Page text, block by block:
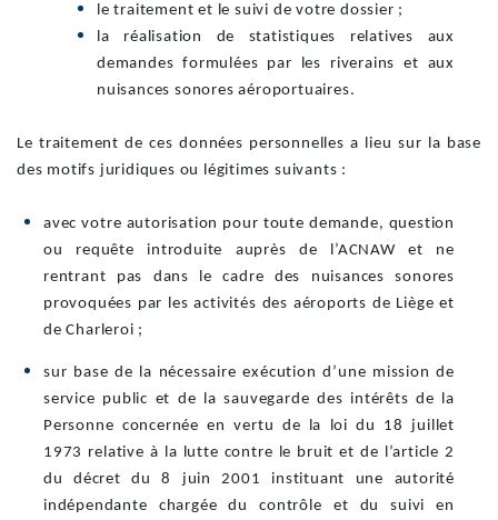
le traitement et le suivi de votre dossier ;
la réalisation de statistiques relatives aux
demandes formulées par les riverains et aux
nuisances sonores aéroportuaires.
Le traitement de ces données personnelles a lieu sur la base
des motifs juridiques ou légitimes suivants :
avec votre autorisation pour toute demande, question
ou requête introduite auprès de l’ACNAW et ne
rentrant pas dans le cadre des nuisances sonores
provoquées par les activités des aéroports de Liège et
de Charleroi ;
sur base de la nécessaire exécution d’une mission de
service public et de la sauvegarde des intérêts de la
Personne concernée en vertu de la loi du 18 juillet
1973 relative à la lutte contre le bruit et de l’article 2
du décret du 8 juin 2001 instituant une autorité
indépendante chargée du contrôle et du suivi en